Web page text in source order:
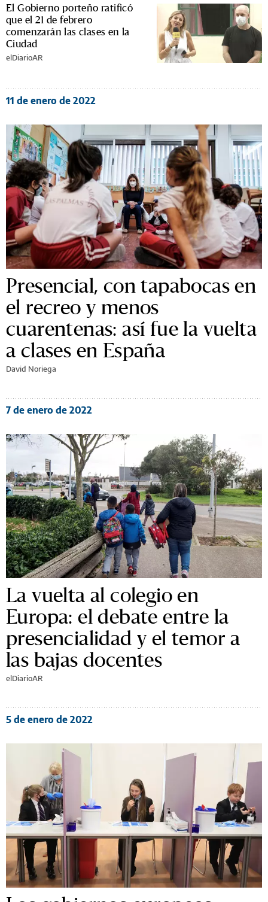
El Gobierno porteño ratificó
que el 21 de febrero
comenzarán las clases en la
Ciudad
elDiarioAR
11 de enero de 2022
Presencial, con tapabocas en
el recreo y menos
cuarentenas: así fue la vuelta
a clases en España
David Noriega
7 de enero de 2022
La vuelta al colegio en
Europa: el debate entre la
presencialidad y el temor a
las bajas docentes
elDiarioAR
5 de enero de 2022